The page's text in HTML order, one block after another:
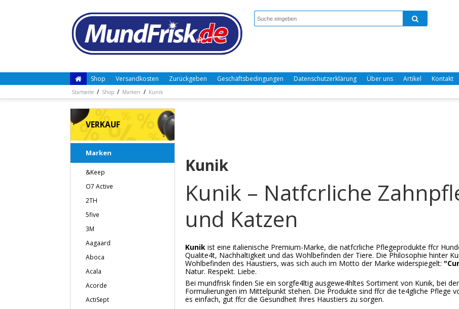
Shop Versandkosten Zurückgeben Geschäftsbedingungen Datenschutzerklärung Über uns Artikel Kontakt
Startseite / Shop / Marken / Kunik
VERKAUF
Marken
&Keep
O7 Active
2TH
5five
3M
Aagaard
Aboca
Acala
Acorde
ActiSept
Kunik
Kunik – Natfcrliche
und Katzen
Kunikist eine italienische Premium-Marke, die natfcrliche Pflegeprodukte ffcr
Qualite4t, Nachhaltigkeit und das Wohlbefinden der Tiere. Die Philosophie hinter
Wohlbefinden des Haustiers, was sich auch im Motto der Marke widerspiegelt:
Natur. Respekt. Liebe.
Bei mundfrisk finden Sie ein sorgfe4ltig ausgewe4hltes Sortiment von Kunik, bei
Formulierungen im Mittelpunkt stehen. Die Produkte sind ffcr die te4gliche Pflege
es einfach, gut ffcr die Gesundheit Ihres Haustiers zu sorgen.